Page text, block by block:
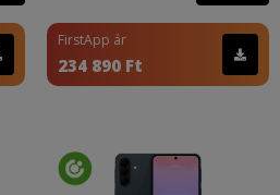
FirstApp ár
234 890 Ft